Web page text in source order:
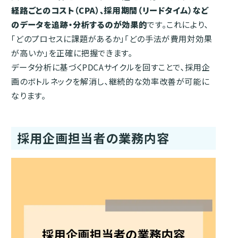
経路ごとのコスト（CPA）、採用期間（リードタイム）など
のデータを追跡・分析するのが効果的です。これにより、
「どのプロセスに課題があるか」「どの手法が費用対効果
が高いか」を正確に把握できます。
データ分析に基づくPDCAサイクルを回すことで、採用企
画のボトルネックを解消し、継続的な効率改善が可能に
なります。
採用企画担当者の業務内容